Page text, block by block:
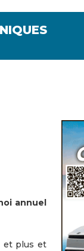
annuel
et plus et